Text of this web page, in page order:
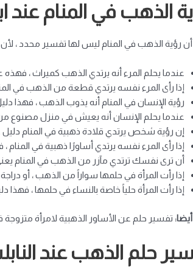
الذهب في المنام عند
رؤية الذهب في المنام ليس لها تفسير محدد ،
عندما يحلم المرء أنه يرتدي الذهب كميراث ،
إذا رأى المرء نفسه يرتدي قطعة من الذهب في
رؤية الإنسان في المنام أنه يذوب الذهب ، فهذا
عندما يحلم الإنسان أنه يعيش في منزل مصنوع من
إن رؤية شخص يرتدي قلادة ذهبية في المنام
إذا رأى المرء نفسه يرتدي أساورًا ذهبية في
أن ترى نفسك ترتدي مآزر من الذهب في المنام
إذا رأت المرأة في حلمها سواراً من الذهب ، أو
إذا رأت المرأة حلياً خاصة بالنساء في حلمها ،
تفسير حلم عن الأساور الذهبية لامرأة متزوجة
حلم الذهب عند